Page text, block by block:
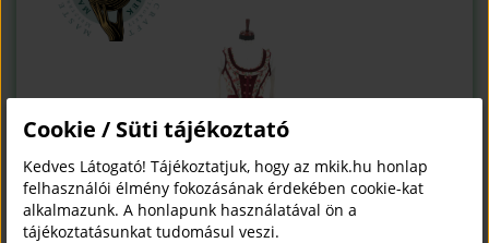
Cookie / Süti tájékoztató
Kedves Látogató! Tájékoztatjuk, hogy az mkik.hu honlap
felhasználói élmény fokozásának érdekében cookie-kat
alkalmazunk. A honlapunk használatával ön a
tájékoztatásunkat tudomásul veszi.